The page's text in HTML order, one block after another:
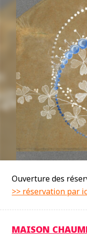
Ouverture des
>> réservation par
MAISON